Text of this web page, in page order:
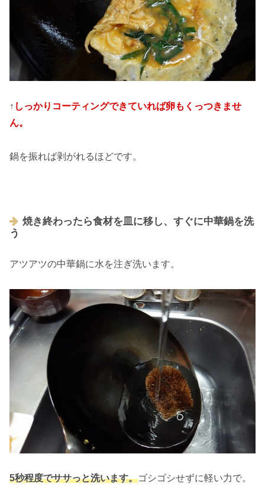
↑ しっかりコーティングできていれば卵もくっつきませ
ん。
鍋を振れば剥がれるほどです。
焼き終わったら食材を皿に移し、すぐに中華鍋を洗
う
アツアツの中華鍋に水を注ぎ洗います。
5秒程度でササっと洗います。ゴシゴシせずに軽い力で。